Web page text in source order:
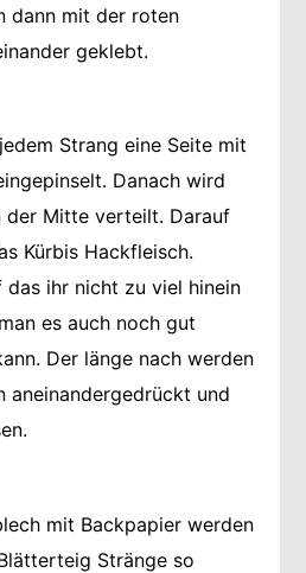
dann mit der roten
geklebt.
Strang eine Seite mit
Danach wird
der Mitte verteilt. Darauf
Kürbis Hackfleisch.
ihr nicht zu viel hinein
es auch noch gut
Der länge nach werden
aneinandergedrückt und
mit Backpapier werden
Stränge so